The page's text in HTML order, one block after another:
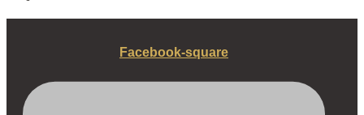
Facebook-square